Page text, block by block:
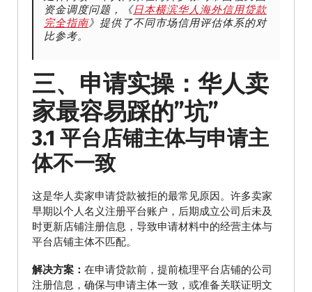
资金调度问题，《日本横滨华人海外信用贷款
完全指南》提供了不同市场信用评估体系的对
比参考。
三、申请实操：华人卖
家最容易踩的”坑”
3.1 平台店铺主体与申请主
体不一致
这是华人卖家申请贷款被拒的最常见原因。许多卖家
早期以个人名义注册平台账户，后期成立公司后未及
时更新店铺注册信息，导致申请材料中的经营主体与
平台店铺主体不匹配。
解决方案： 在申请贷款前，提前梳理平台店铺的公司
注册信息，确保与申请主体一致，或准备关联证明文